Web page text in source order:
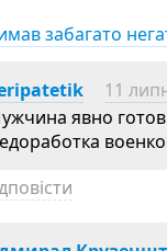
забагато
11
явно